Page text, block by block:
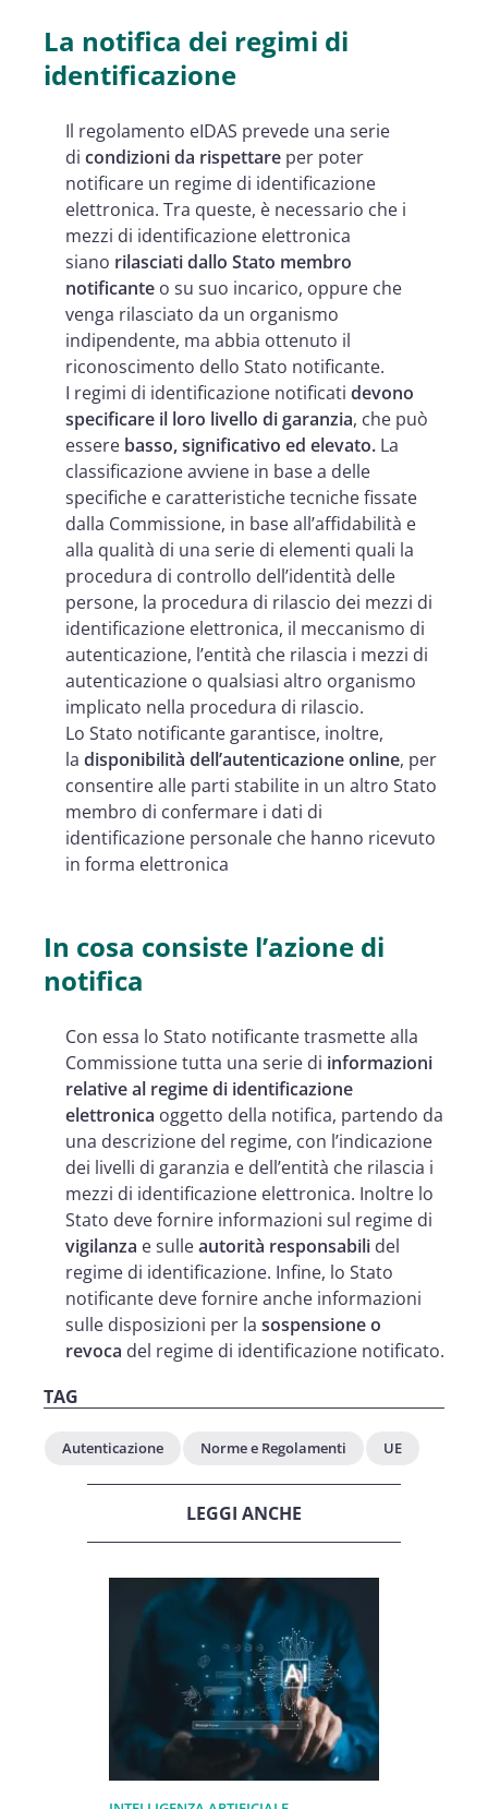
La notifica dei regimi di
identificazione
Il regolamento eIDAS prevede una serie
di condizioni da rispettare per poter
notificare un regime di identificazione
elettronica. Tra queste, è necessario che i
mezzi di identificazione elettronica
siano rilasciati dallo Stato membro
notificante o su suo incarico, oppure che
venga rilasciato da un organismo
indipendente, ma abbia ottenuto il
riconoscimento dello Stato notificante.
I regimi di identificazione notificati devono
specificare il loro livello di garanzia, che può
essere basso, significativo ed elevato. La
classificazione avviene in base a delle
specifiche e caratteristiche tecniche fissate
dalla Commissione, in base all’affidabilità e
alla qualità di una serie di elementi quali la
procedura di controllo dell’identità delle
persone, la procedura di rilascio dei mezzi di
identificazione elettronica, il meccanismo di
autenticazione, l’entità che rilascia i mezzi di
autenticazione o qualsiasi altro organismo
implicato nella procedura di rilascio.
Lo Stato notificante garantisce, inoltre,
la disponibilità dell’autenticazione online, per
consentire alle parti stabilite in un altro Stato
membro di confermare i dati di
identificazione personale che hanno ricevuto
in forma elettronica
In cosa consiste l’azione di
notifica
Con essa lo Stato notificante trasmette alla
Commissione tutta una serie di informazioni
relative al regime di identificazione
elettronica oggetto della notifica, partendo da
una descrizione del regime, con l’indicazione
dei livelli di garanzia e dell’entità che rilascia i
mezzi di identificazione elettronica. Inoltre lo
Stato deve fornire informazioni sul regime di
vigilanza e sulleautorità responsabili del
regime di identificazione. Infine, lo Stato
notificante deve fornire anche informazioni
sulle disposizioni per la sospensione o
revoca del regime di identificazione notificato.
TAG
Autenticazione Norme e Regolamenti UE
LEGGI ANCHE